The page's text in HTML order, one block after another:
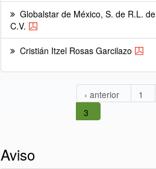
Globalstar de México, S. de R.L. de
C.V.
Cristián Itzel Rosas Garcilazo
‹ anterior 1
3
Aviso